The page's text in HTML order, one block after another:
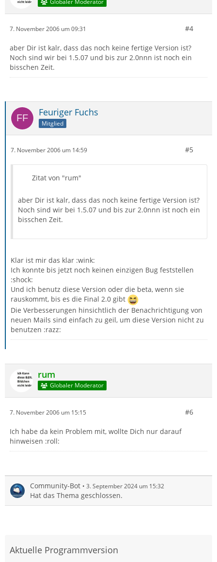
Globaler Moderator
7. November 2006 um 09:31 #4
aber Dir ist kalr, dass das noch keine fertige Version ist?
Noch sind wir bei 1.5.07 und bis zur 2.0nnn ist noch ein
bisschen Zeit.
Feuriger Fuchs
Mitglied
7. November 2006 um 14:59 #5
Zitat von "rum"
aber Dir ist kalr, dass das noch keine fertige Version ist?
Noch sind wir bei 1.5.07 und bis zur 2.0nnn ist noch ein
bisschen Zeit.
Klar ist mir das klar :wink:
Ich konnte bis jetzt noch keinen einzigen Bug feststellen
:shock:
Und ich benutz diese Version oder die beta, wenn sie
rauskommt, bis es die Final 2.0 gibt
Die Verbesserungen hinsichtlich der Benachrichtigung von
neuen Mails sind einfach zu geil, um diese Version nicht zu
benutzen :razz:
rum
Globaler Moderator
7. November 2006 um 15:15 #6
Ich habe da kein Problem mit, wollte Dich nur darauf
hinweisen :roll:
Community-Bot 3. September 2024 um 15:32
Hat das Thema geschlossen.
Aktuelle Programmversion